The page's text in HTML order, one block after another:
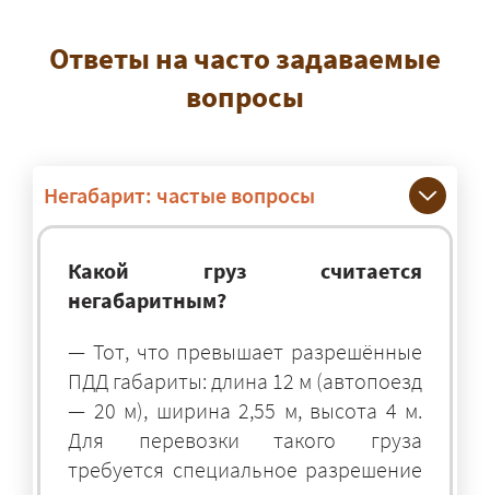
Ответы на часто задаваемые
вопросы
Негабарит: частые вопросы
Какой груз считается
негабаритным?
— Тот, что превышает разрешённые
ПДД габариты: длина 12 м (автопоезд
— 20 м), ширина 2,55 м, высота 4 м.
Для перевозки такого груза
требуется специальное разрешение